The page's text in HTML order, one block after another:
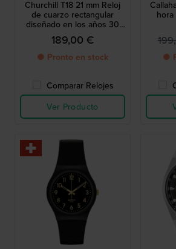
Churchill T18 21 mm Reloj
de cuarzo rectangular
diseñado en los años 30
con segundero pequeño
189,00 €
● Pronto en stock
Comparar Relojes
Ver Producto
●